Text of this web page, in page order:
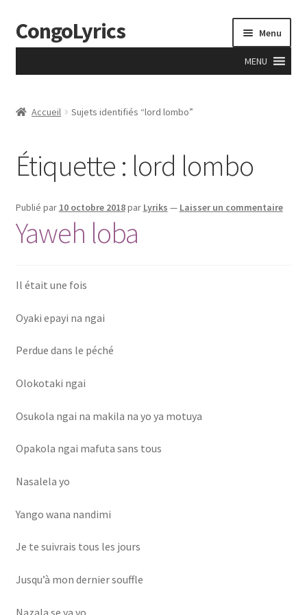
Aller
à
navigation
Aller
au
CongoLyrics Menu
MENU
Accueil
Anciens
Apprentissage
cabinet gestion hopital
Caligula
demande de pub
Facturation de séjour
formulaire des stagiaires
Accueil Sujets identifiés “lord lombo”
Étiquette : lord lombo
Publié par 10 octobre 2018par Lyriks — Laisser un commentaire
Yaweh loba
Il était une fois
Oyaki epayi na ngai
Perdue dans le péché
Olokotaki ngai
Osukola ngai na makila na yo ya motuya
Opakola ngai mafuta sans tous
Nasalela yo
Yango wana nandimi
Je te suivrais tous les jours
Jusqu’à mon dernier souffle
Nazala se ya yo